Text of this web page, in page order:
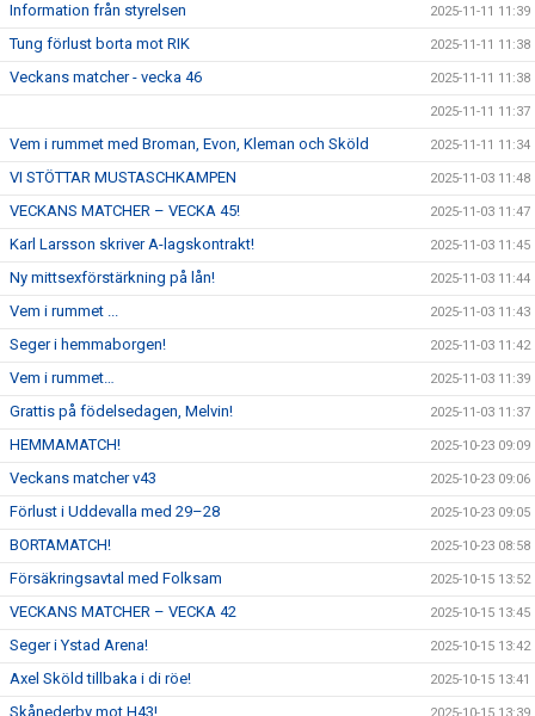
Information från styrelsen 2025-11-11 11:39
Tung förlust borta mot RIK 2025-11-11 11:38
Veckans matcher - vecka 46 2025-11-11 11:38
2025-11-11 11:37
Vem i rummet med Broman, Evon, Kleman och Sköld 2025-11-11 11:34
VI STÖTTAR MUSTASCHKAMPEN 2025-11-03 11:48
VECKANS MATCHER – VECKA 45! 2025-11-03 11:47
Karl Larsson skriver A-lagskontrakt! 2025-11-03 11:45
Ny mittsexförstärkning på lån! 2025-11-03 11:44
Vem i rummet ... 2025-11-03 11:43
Seger i hemmaborgen! 2025-11-03 11:42
Vem i rummet… 2025-11-03 11:39
Grattis på födelsedagen, Melvin! 2025-11-03 11:37
HEMMAMATCH! 2025-10-23 09:09
Veckans matcher v43 2025-10-23 09:06
Förlust i Uddevalla med 29–28 2025-10-23 09:05
BORTAMATCH! 2025-10-23 08:58
Försäkringsavtal med Folksam 2025-10-15 13:52
VECKANS MATCHER – VECKA 42 2025-10-15 13:45
Seger i Ystad Arena! 2025-10-15 13:42
Axel Sköld tillbaka i di röe! 2025-10-15 13:41
Skånederby mot H43!